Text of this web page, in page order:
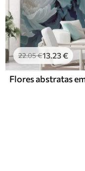
22.05€13.23€